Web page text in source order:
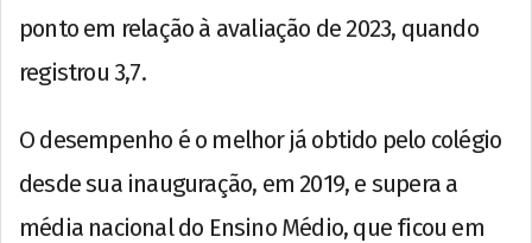
ponto em relação à avaliação de 2023, quando
registrou 3,7.
O desempenho é o melhor já obtido pelo colégio
desde sua inauguração, em 2019, e supera a
média nacional do Ensino Médio, que ficou em